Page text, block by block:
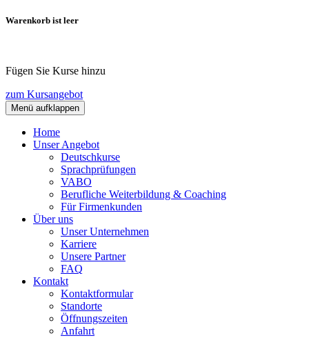
Warenkorb ist leer
Fügen Sie Kurse hinzu
zum Kursangebot
Menü aufklappen
Home
Unser Angebot
Deutschkurse
Sprachprüfungen
VABO
Berufliche Weiterbildung & Coaching
Für Firmenkunden
Über uns
Unser Unternehmen
Karriere
Unsere Partner
FAQ
Kontakt
Kontaktformular
Standorte
Öffnungszeiten
Anfahrt